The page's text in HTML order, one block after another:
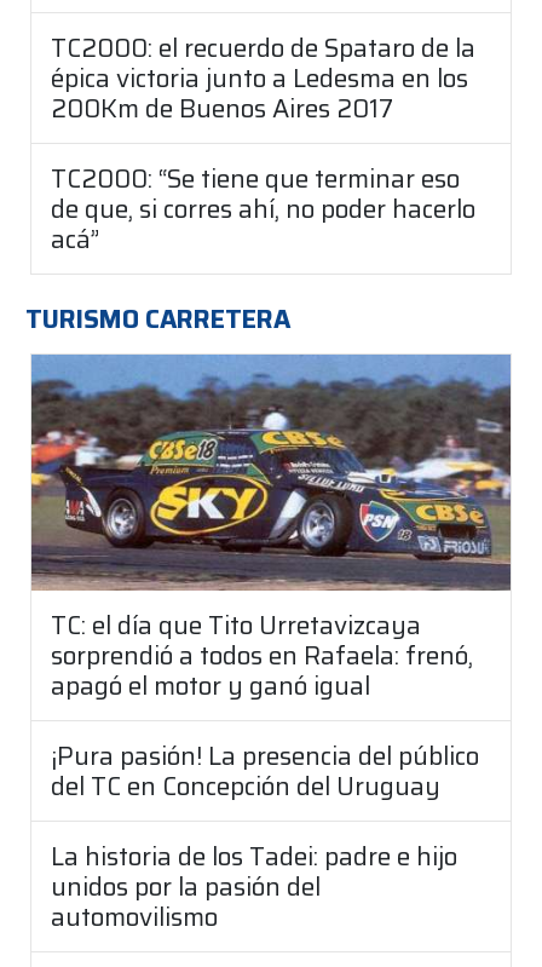
TC2000: el recuerdo de Spataro de la
épica victoria junto a Ledesma en los
200Km de Buenos Aires 2017
TC2000: “Se tiene que terminar eso
de que, si corres ahí, no poder hacerlo
acá”
TURISMO CARRETERA
TC: el día que Tito Urretavizcaya
sorprendió a todos en Rafaela: frenó,
apagó el motor y ganó igual
¡Pura pasión! La presencia del público
del TC en Concepción del Uruguay
La historia de los Tadei: padre e hijo
unidos por la pasión del
automovilismo